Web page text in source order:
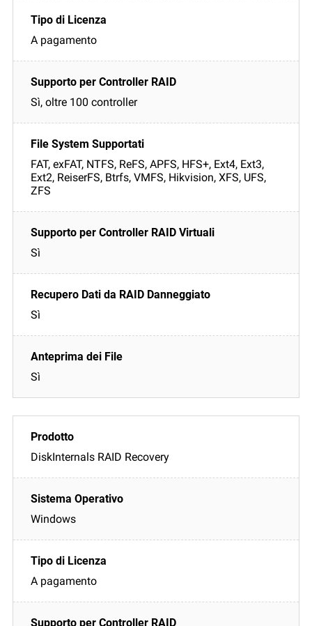
A pagamento
Sì, oltre 100 controller
FAT, exFAT, NTFS, ReFS, APFS, HFS+, Ext4, Ext3,
Ext2, ReiserFS, Btrfs, VMFS, Hikvision, XFS, UFS,
ZFS
Sì
Sì
Sì
DiskInternals RAID Recovery
Windows
A pagamento